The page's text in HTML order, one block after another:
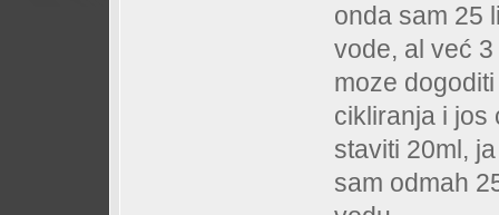
onda sam 25
vode, al već
moze
cikliranja i jos
staviti 20ml,
sam odmah